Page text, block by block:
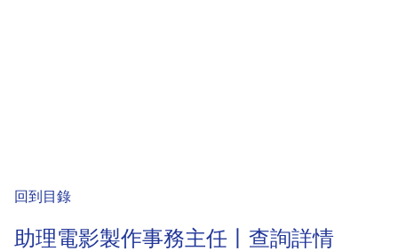
回到目錄
助理電影製作事務主任丨查詢詳情